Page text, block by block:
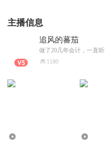
主播信息
追风的蕃茄
1180